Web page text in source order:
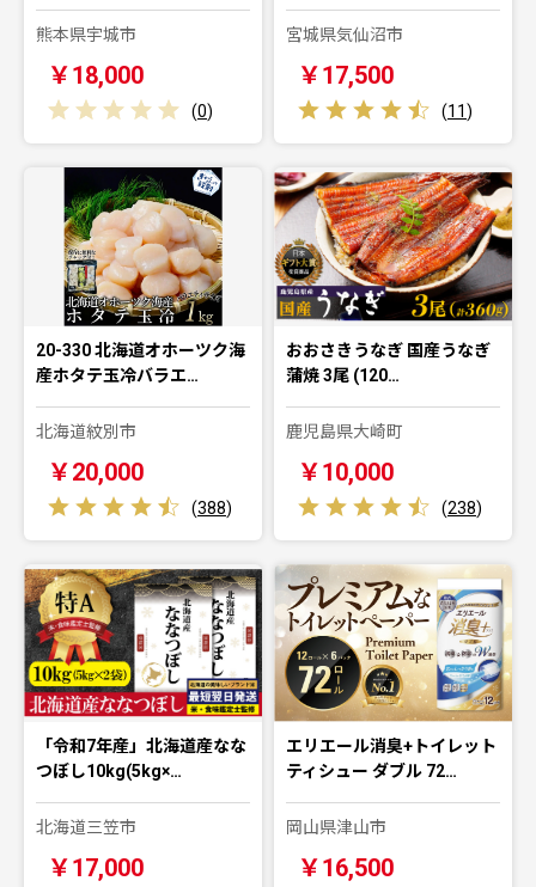
熊本県宇城市
￥18,000
(0)
宮城県気仙沼市
￥17,500
(11)
20-330 北海道オホーツク海
産ホタテ玉冷バラエ…
北海道紋別市
￥20,000
(388)
おおさきうなぎ 国産うなぎ
蒲焼 3尾 (120…
鹿児島県大崎町
￥10,000
(238)
「令和7年産」北海道産なな
つぼし10kg(5kg×…
北海道三笠市
￥17,000
エリエール消臭+トイレット
ティシュー ダブル 72…
岡山県津山市
￥16,500